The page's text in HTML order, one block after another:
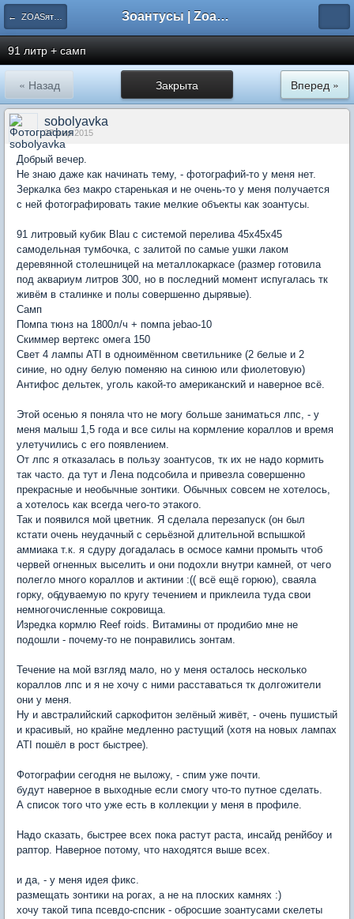
← ZOASятники форумчан Зоантусы | Zoasfan.ru
91 литр + самп
Закрыта
« Назад Вперед »
sobolyavka
27 мар 2015
Добрый вечер.
Не знаю даже как начинать тему, - фотографий-то у меня нет.
Зеркалка без макро старенькая и не очень-то у меня получается
с ней фотографировать такие мелкие объекты как зоантусы.
91 литровый кубик Blau с системой перелива 45х45х45
самодельная тумбочка, с залитой по самые ушки лаком
деревянной столешницей на металлокаркасе (размер готовила
под аквариум литров 300, но в последний момент испугалась тк
живём в сталинке и полы совершенно дырявые).
Самп
Помпа тюнз на 1800л/ч + помпа jebao-10
Скиммер вертекс омега 150
Свет 4 лампы ATI в одноимённом светильнике (2 белые и 2
синие, но одну белую поменяю на синюю или фиолетовую)
Антифос дельтек, уголь какой-то американский и наверное всё.
Этой осенью я поняла что не могу больше заниматься лпс, - у
меня малыш 1,5 года и все силы на кормление кораллов и время
улетучились с его появлением.
От лпс я отказалась в пользу зоантусов, тк их не надо кормить
так часто. да тут и Лена подсобила и привезла совершенно
прекрасные и необычные зонтики. Обычных совсем не хотелось,
а хотелось как всегда чего-то этакого.
Так и появился мой цветник. Я сделала перезапуск (он был
кстати очень неудачный с серьёзной длительной вспышкой
аммиака т.к. я сдуру догадалась в осмосе камни промыть чтоб
червей огненных выселить и они подохли внутри камней, от чего
полегло много кораллов и актинии :(( всё ещё горюю), сваяла
горку, обдуваемую по кругу течением и приклеила туда свои
немногочисленные сокровища.
Изредка кормлю Reef roids. Витамины от продибио мне не
подошли - почему-то не понравились зонтам.
Течение на мой взгляд мало, но у меня осталось несколько
кораллов лпс и я не хочу с ними расставаться тк долгожители
они у меня.
Ну и австралийский саркофитон зелёный живёт, - очень пушистый
и красивый, но крайне медленно растущий (хотя на новых лампах
ATI пошёл в рост быстрее).
Фотографии сегодня не выложу, - спим уже почти.
будут наверное в выходные если смогу что-то путное сделать.
А список того что уже есть в коллекции у меня в профиле.
Надо сказать, быстрее всех пока растут раста, инсайд ренйбоу и
раптор. Наверное потому, что находятся выше всех.
и да, - у меня идея фикс.
размещать зонтики на рогах, а не на плоских камнях :)
хочу такой типа псевдо-спсник - обросшие зоантусами скелеты